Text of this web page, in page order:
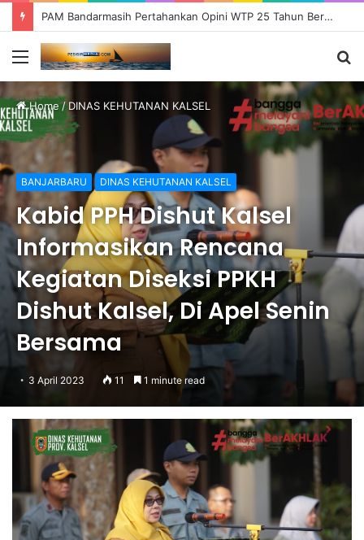
PAM Bandarmasih Pertahankan Opini WTP 25 Tahun Berturut-turut, Fokus Tingkatkan Pelayanan dan Transparansi
Menu
Home / DINAS KEHUTANAN KALSEL
BANJARBARU DINAS KEHUTANAN KALSEL
Kabid PPH Dishut Kalsel
Informasikan Rencana
Kegiatan Diseksi PPKH
Dishut Kalsel, Di Apel Senin
Bersama
3 April 2023 11 1 minute read